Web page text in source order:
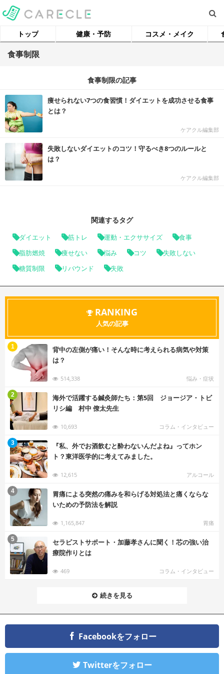
トップ 健康・予防 コスメ・メイク
食事制限
食事制限の記事
痩せられない7つの食習慣！ダイエットを成功させる食事
とは？
ケアクル編集部
失敗しないダイエットのコツ！守るべき8つのルールと
は？
ケアクル編集部
関連するタグ
ダイエット 筋トレ 運動・エクササイズ 食事
脂肪燃焼 痩せない 悩み コツ 失敗しない
糖質制限 リバウンド 失敗
RANKING
人気の記事
背中の左側が痛い！そんな時に考えられる病気や対策
は？
514,338 悩み・症状
1
海外で活躍する鍼灸師たち：第5回 ジョージア・トビ
リシ編 村中 僚太先生
10,693 コラム・インタビュー
2
『私、外でお酒飲むと酔わないんだよね』ってホン
ト？東洋医学的に考えてみました。
12,615 アルコール
3
胃痛による突然の痛みを和らげる対処法と痛くならな
いための予防法を解説
1,165,847 胃痛
4
セラピストサポート・加藤孝さんに聞く！芯の強い治
療院作りとは
469 コラム・インタビュー
5
続きを見る
Facebookをフォロー
Twitterをフォロー